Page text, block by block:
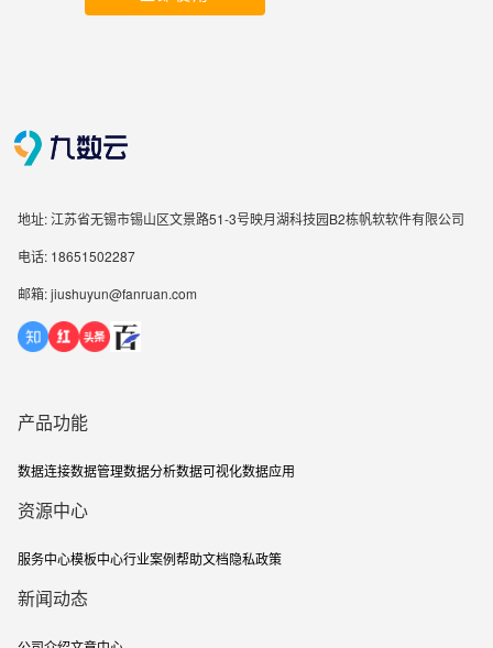
地址: 江苏省无锡市锡山区文景路51-3号映月湖科技园B2栋帆软软件有限公司
电话: 18651502287
邮箱: jiushuyun@fanruan.com
产品功能
数据连接数据管理数据分析数据可视化数据应用
资源中心
服务中心模板中心行业案例帮助文档隐私政策
新闻动态